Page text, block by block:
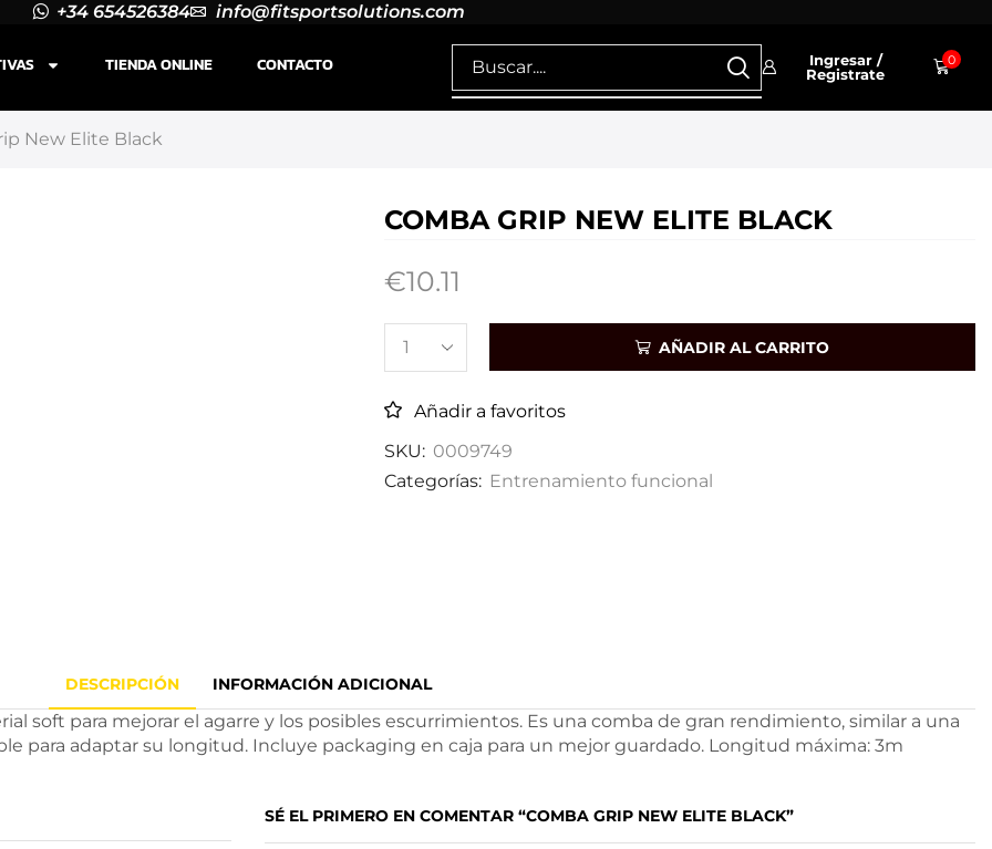
+34 654526384 info@fitsportsolutions.com
TIENDA ONLINE CONTACTO
Ingresar /
Registrate
0
New Elite Black
COMBA GRIP NEW ELITE BLACK
€10.11
AÑADIR AL CARRITO
Añadir a favoritos
SKU: 0009749
Categorías: Entrenamiento funcional
DESCRIPCIÓN INFORMACIÓN ADICIONAL
soft para mejorar el agarre y los posibles escurrimientos. Es una comba de gran rendimiento, similar a una
para adaptar su longitud. Incluye packaging en caja para un mejor guardado. Longitud máxima: 3m
SÉ EL PRIMERO EN COMENTAR “COMBA GRIP NEW ELITE BLACK”